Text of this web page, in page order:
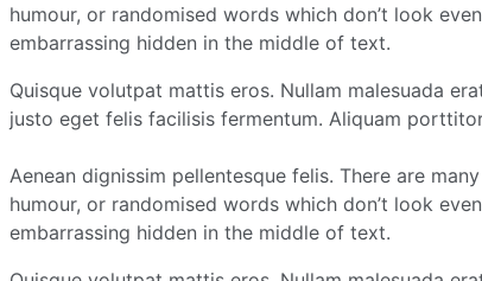
humour, or randomised words which don’t look
embarrassing hidden in the middle of text.
Quisque volutpat mattis eros. Nullam malesuada
justo eget felis facilisis fermentum. Aliquam
Aenean dignissim pellentesque felis. There are
humour, or randomised words which don’t look
embarrassing hidden in the middle of text.